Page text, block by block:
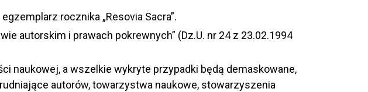
rocznika „Resovia Sacra”.
autorskim i prawach pokrewnych” (Dz.U. nr 24 z 23.02.1994
naukowej, a wszelkie wykryte przypadki będą demaskowane,
autorów, towarzystwa naukowe, stowarzyszenia